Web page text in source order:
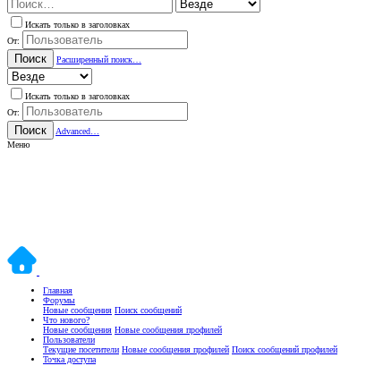
Искать только в заголовках
От:
Поиск Расширенный поиск…
Искать только в заголовках
От:
Поиск
Advanced…
Меню
Главная
Форумы
Новые сообщения Поиск сообщений
Что нового?
Новые сообщения Новые сообщения профилей
Пользователи
Текущие посетители Новые сообщения профилей Поиск сообщений профилей
Точка доступа